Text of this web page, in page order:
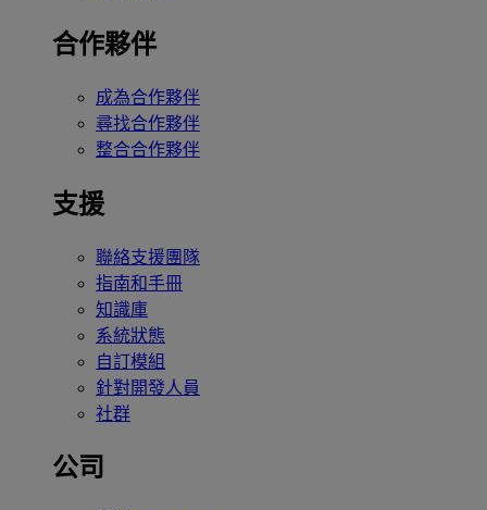
合作夥伴
成為合作夥伴
尋找合作夥伴
整合合作夥伴
支援
聯絡支援團隊
指南和手冊
知識庫
系統狀態
自訂模組
針對開發人員
社群
公司